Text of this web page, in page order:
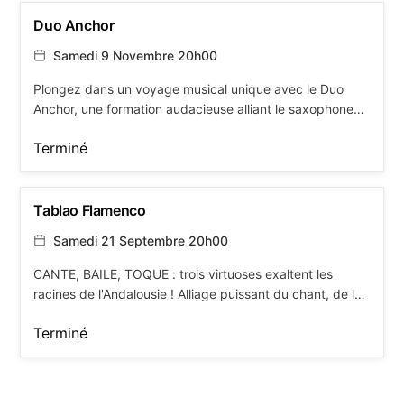
Duo Anchor
Samedi 9 Novembre 20h00
Plongez dans un voyage musical unique avec le Duo
Anchor, une formation audacieuse alliant le saxophone
voix d’Esther Fisher-Barnicol. À travers des
aux musiques celtiques et slaves, en passant par le
Terminé
Tablao Flamenco
Samedi 21 Septembre 20h00
CANTE, BAILE, TOQUE : trois virtuoses exaltent les
racines de l'Andalousie ! Alliage puissant du chant, de la
d’expression.
Terminé